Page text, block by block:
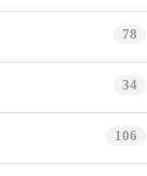
78
34
106